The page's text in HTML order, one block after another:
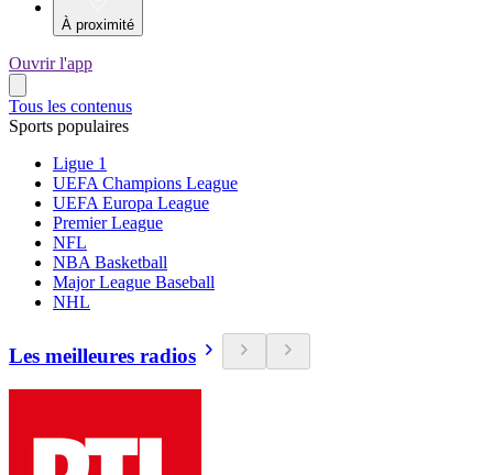
À proximité
Ouvrir l'app
Tous les contenus
Sports populaires
Ligue 1
UEFA Champions League
UEFA Europa League
Premier League
NFL
NBA Basketball
Major League Baseball
NHL
Les meilleures radios